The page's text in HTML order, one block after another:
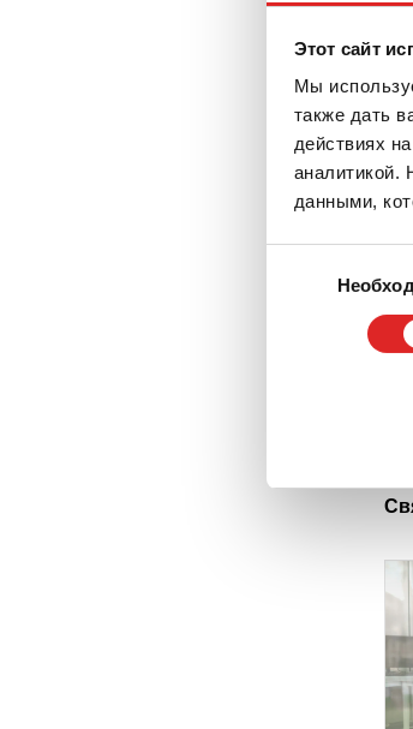
Этот сайт
Мы
также дать
действиях
аналитикой.
данными,